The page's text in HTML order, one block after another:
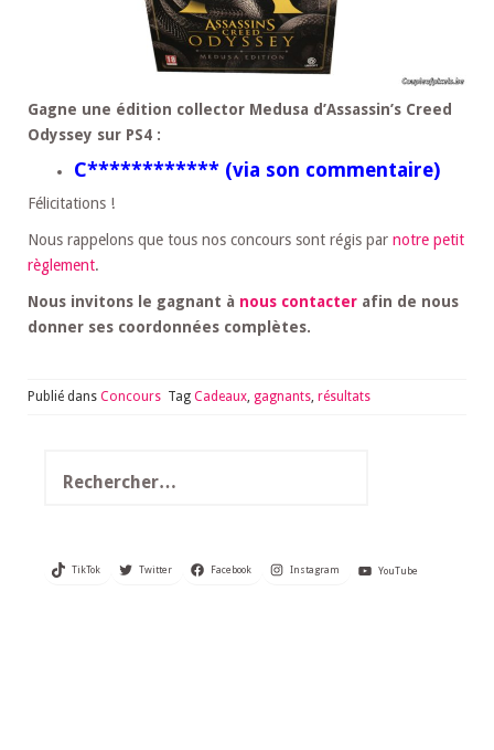
Gagne une édition collector Medusa d’Assassin’s Creed
Odyssey sur PS4 :
C************ (via son commentaire)
Félicitations !
Nous rappelons que tous nos concours sont régis par notre petit
règlement.
Nous invitons le gagnant à nous contacter afin de nous
donner ses coordonnées complètes.
Publié dans Concours Tag Cadeaux, gagnants, résultats
TikTok Twitter Facebook Instagram YouTube